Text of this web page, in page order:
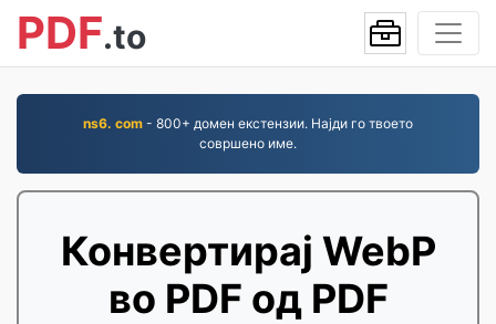
PDF.to
ns6. com - 800+ домен екстензии. Најди го твоето
совршено име.
Конвертирај WebP
во PDF од PDF